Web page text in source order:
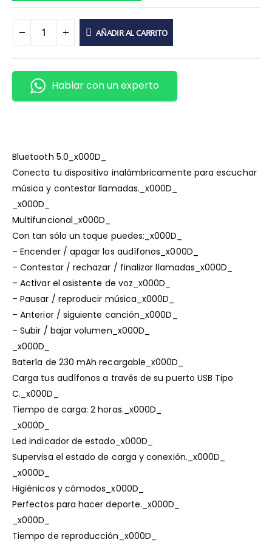
AÑADIR AL CARRITO
Hablar con un experto
Bluetooth 5.0_x000D_
Conecta tu dispositivo inalámbricamente para escuchar
música y contestar llamadas._x000D_
_x000D_
Multifuncional_x000D_
Con tan sólo un toque puedes:_x000D_
– Encender / apagar los audífonos_x000D_
– Contestar / rechazar / finalizar llamadas_x000D_
– Activar el asistente de voz_x000D_
– Pausar / reproducir música_x000D_
– Anterior / siguiente canción_x000D_
– Subir / bajar volumen_x000D_
_x000D_
Batería de 230 mAh recargable_x000D_
Carga tus audífonos a través de su puerto USB Tipo
C._x000D_
Tiempo de carga: 2 horas._x000D_
_x000D_
Led indicador de estado_x000D_
Supervisa el estado de carga y conexión._x000D_
_x000D_
Higiénicos y cómodos_x000D_
Perfectos para hacer deporte._x000D_
_x000D_
Tiempo de reproducción_x000D_